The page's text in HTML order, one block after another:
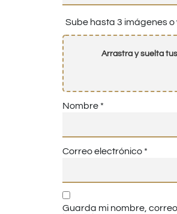
Sube hasta 3 imágenes o
Arrastra y suelta
Nombre *
Correo electrónico *
Guarda mi nombre,